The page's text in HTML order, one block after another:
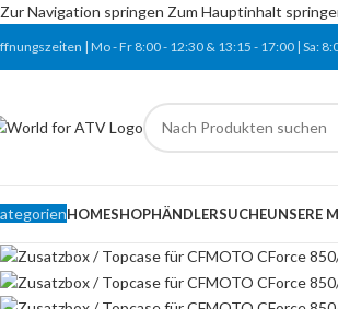
Zur Navigation springen Zum Hauptinhalt
| Mo - Fr 8:00 - 12:30 & 13:15 - 17:00 | Sa:
HOMESHOPHÄNDLERSUCHEUNSERE